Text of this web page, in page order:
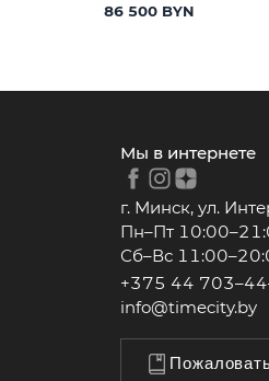
86 500 BYN
Мы в интернете
г. Минск, ул.
Пн–Пт
Сб–Вс
+375 44
info@timecity.by